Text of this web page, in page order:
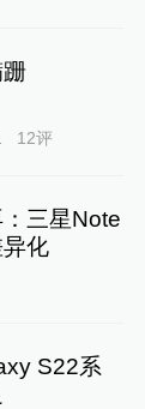
12评
三星Note
化
S22系